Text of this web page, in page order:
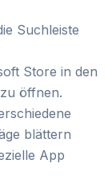
Suchleiste
Store in den
öffnen.
blättern
App